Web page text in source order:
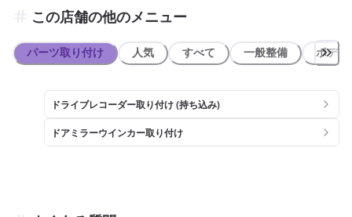
この店舗の他のメニュー
パーツ取り付け 人気 すべて 一般整備 ボディ
ドライブレコーダー取り付け (持ち込み)
ドアミラーウインカー取り付け